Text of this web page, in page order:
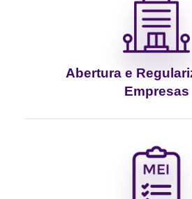
Abertura e
Empresas